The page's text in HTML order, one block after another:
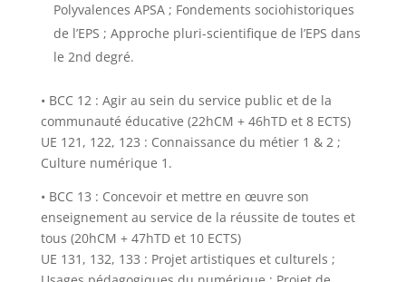
Polyvalences APSA ; Fondements sociohistoriques
de l’EPS ; Approche pluri-scientifique de l’EPS dans
le 2nd degré.
• BCC 12 : Agir au sein du service public et de la
communauté éducative (22hCM + 46hTD et 8 ECTS)
UE 121, 122, 123 : Connaissance du métier 1 & 2 ;
Culture numérique 1.
• BCC 13 : Concevoir et mettre en œuvre son
enseignement au service de la réussite de toutes et
tous (20hCM + 47hTD et 10 ECTS)
UE 131, 132, 133 : Projet artistiques et culturels ;